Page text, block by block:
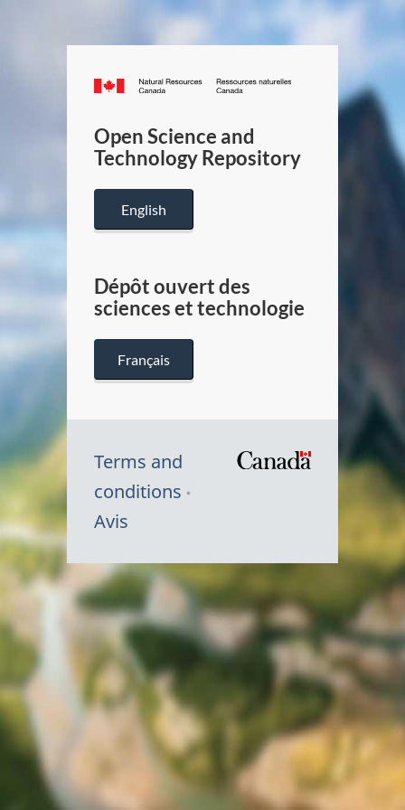
Canada.ca
/
Canada
Open Science and
Technology Repository
English
Dépôt ouvert des
sciences et technologie
Français
Terms and
conditions
Avis
Canada